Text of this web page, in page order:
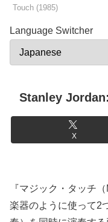
Touch (1985)
Language Switcher
Stanley
X
『マジック・タッチ
楽器のように使って2